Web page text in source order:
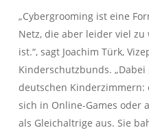
„Cybergrooming ist eine
Netz, die aber leider viel
ist.“, sagt Joachim Türk,
Kinderschutzbunds.
deutschen Kinderzimmern:
sich in Online-Games oder
als Gleichaltrige aus. Sie